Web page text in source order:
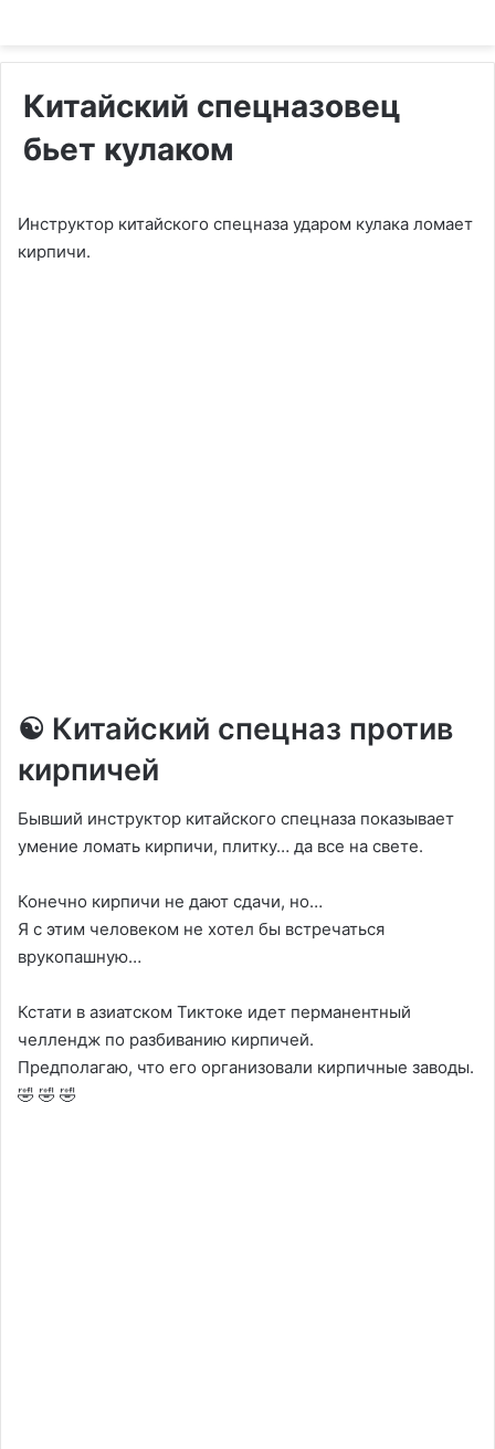
Китайский спецназовец
бьет кулаком
Инструктор китайского спецназа ударом кулака ломает
кирпичи.
☯️ Китайский спецназ против
кирпичей
Бывший инструктор китайского спецназа показывает
умение ломать кирпичи, плитку… да все на свете.
Конечно кирпичи не дают сдачи, но…
Я с этим человеком не хотел бы встречаться
врукопашную…
Кстати в азиатском Тиктоке идет перманентный
челлендж по разбиванию кирпичей.
Предполагаю, что его организовали кирпичные заводы.
🤣 🤣 🤣